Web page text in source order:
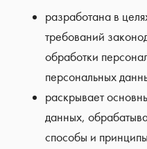
разработана в
требований
обработки
персональных
раскрывает
данных,
способы и